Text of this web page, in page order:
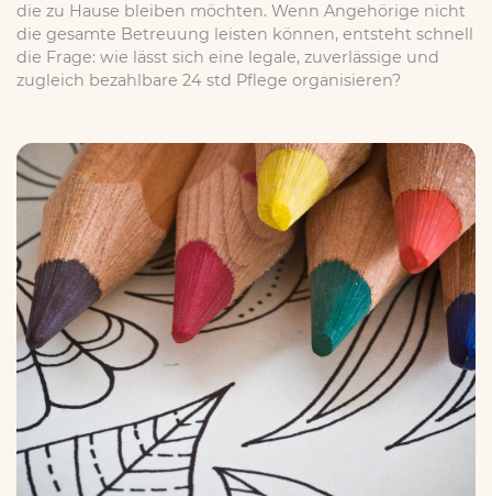
die zu Hause bleiben möchten. Wenn Angehörige nicht
die gesamte Betreuung leisten können, entsteht schnell
die Frage: wie lässt sich eine legale, zuverlässige und
zugleich bezahlbare 24 std Pflege organisieren?